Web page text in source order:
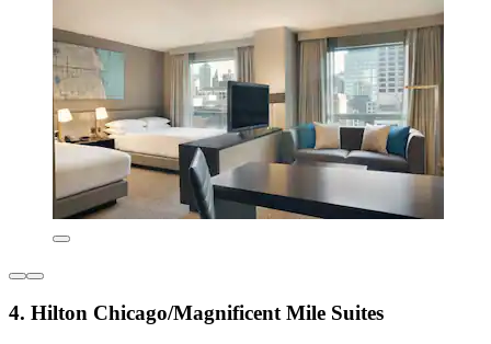
4. Hilton Chicago/Magnificent Mile Suites